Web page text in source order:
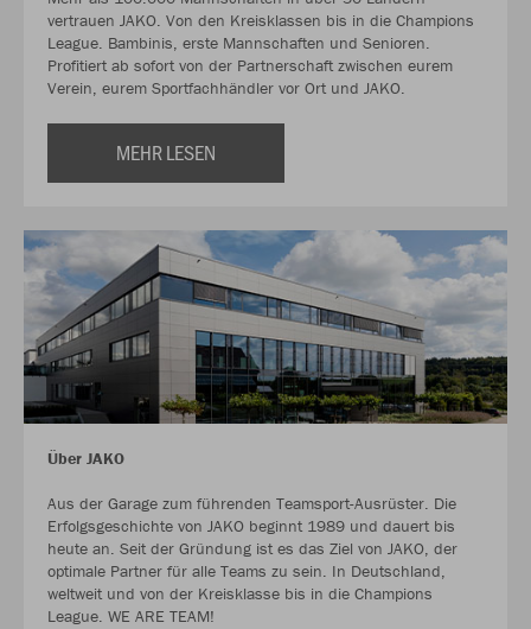
vertrauen JAKO. Von den Kreisklassen bis in die Champions
League. Bambinis, erste Mannschaften und Senioren.
Profitiert ab sofort von der Partnerschaft zwischen eurem
Verein, eurem Sportfachhändler vor Ort und JAKO.
MEHR LESEN
Über JAKO
Aus der Garage zum führenden Teamsport-Ausrüster. Die
Erfolgsgeschichte von JAKO beginnt 1989 und dauert bis
heute an. Seit der Gründung ist es das Ziel von JAKO, der
optimale Partner für alle Teams zu sein. In Deutschland,
weltweit und von der Kreisklasse bis in die Champions
League. WE ARE TEAM!